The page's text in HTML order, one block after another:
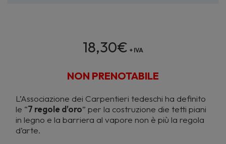
18,30€ + IVA
NON PRENOTABILE
L’Associazione dei Carpentieri tedeschi ha definito
le “7 regole d’oro” per la costruzione die tetti piani
in legno e la barriera al vapore non è più la regola
d’arte.